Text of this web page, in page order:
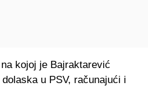
kojoj je Bajraktarević
u PSV, računajući i